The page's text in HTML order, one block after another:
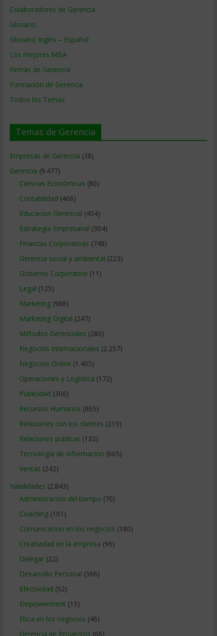
Colaboradores de Gerencia
Glosario
Glosario Inglés – Español
Los mejores MBA
Firmas de Gerencia
Formación de Gerencia
Todos los Temas
Temas de Gerencia
Empresas de Gerencia (38)
Gerencia (9.477)
Ciencias Económicas (80)
Contabilidad (466)
Educacion Gerencial (454)
Estrategia Empresarial (304)
Finanzas Corporativas (748)
Gerencia social y ambiental (223)
Gobierno Corporativo (11)
Legal (125)
Marketing(988)
Marketing Digital (247)
Métodos Gerenciales (280)
Negocios Internacionales (2.257)
Negocios Online (1.405)
Operaciones y Logística (172)
Publicidad (306)
Recursos Humanos (865)
Relaciones con los clientes (219)
Relaciones publicas (132)
Tecnologia de Informacion (665)
Ventas (242)
Habilidades (2.843)
Administracion del tiempo (70)
Coaching(101)
Comunicacion en los negocios (180)
Creatividad en la empresa (96)
Delegar(22)
Desarrollo Personal (566)
Efectividad (52)
Empowerment (15)
Etica en los negocios (46)
Gerencia de Proyectos (66)